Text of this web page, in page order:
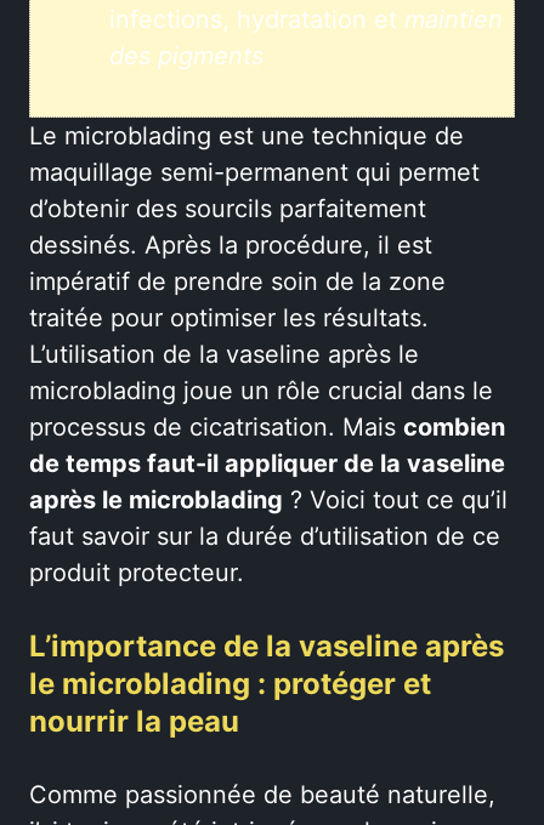
infections, hydratation et maintien
des pigments
Le microblading est une technique de
maquillage semi-permanent qui permet
d’obtenir des sourcils parfaitement
dessinés. Après la procédure, il est
impératif de prendre soin de la zone
traitée pour optimiser les résultats.
L’utilisation de la vaseline après le
microblading joue un rôle crucial dans le
processus de cicatrisation. Mais combien
de temps faut-il appliquer de la vaseline
après le microblading ? Voici tout ce qu’il
faut savoir sur la durée d’utilisation de ce
produit protecteur.
L’importance de la vaseline après
le microblading : protéger et
nourrir la peau
Comme passionnée de beauté naturelle,